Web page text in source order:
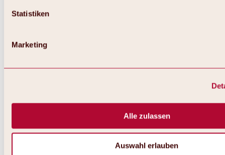
Statistiken
Marketing
Alle zulassen
Auswahl erlauben
Alles zu Skifahren & Snowboarden | Skigebiete
Skigebiet Hochoetz